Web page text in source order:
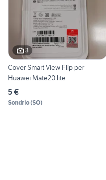
3
Cover Smart View Flip per
Huawei Mate20 lite
5 €
Sondrio(SO)